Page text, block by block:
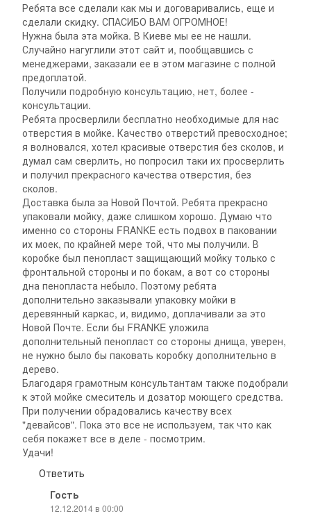
Ребята все сделали как мы и договаривались, еще и
сделали скидку. СПАСИБО ВАМ ОГРОМНОЕ!
Нужна была эта мойка. В Киеве мы ее не нашли.
Случайно нагуглили этот сайт и, пообщавшись с
менеджерами, заказали ее в этом магазине с полной
предоплатой.
Получили подробную консультацию, нет, более -
консультации.
Ребята просверлили бесплатно необходимые для нас
отверстия в мойке. Качество отверстий превосходное;
я волновался, хотел красивые отверстия без сколов, и
думал сам сверлить, но попросил таки их просверлить
и получил прекрасного качества отверстия, без
сколов.
Доставка была за Новой Почтой. Ребята прекрасно
упаковали мойку, даже слишком хорошо. Думаю что
именно со стороны FRANKE есть подвох в паковании
их моек, по крайней мере той, что мы получили. В
коробке был пенопласт защищающий мойку только с
фронтальной стороны и по бокам, а вот со стороны
дна пенопласта небыло. Поэтому ребята
дополнительно заказывали упаковку мойки в
деревянный каркас, и, видимо, доплачивали за это
Новой Почте. Если бы FRANKE уложила
дополнительный пенопласт со стороны днища, уверен,
не нужно было бы паковать коробку дополнительно в
дерево.
Благодаря грамотным консультантам также подобрали
к этой мойке смеситель и дозатор моющего средства.
При получении обрадовались качеству всех
"девайсов". Пока это все не используем, так что как
себя покажет все в деле - посмотрим.
Удачи!
Ответить
Гость
12.12.2014 в 00:00